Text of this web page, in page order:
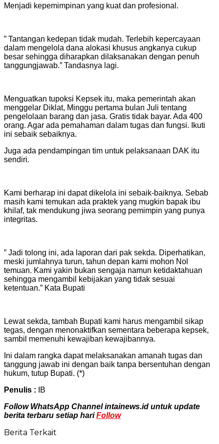
Menjadi kepemimpinan yang kuat dan profesional.
” Tantangan kedepan tidak mudah. Terlebih kepercayaan
dalam mengelola dana alokasi khusus angkanya cukup
besar sehingga diharapkan dilaksanakan dengan penuh
tanggungjawab.” Tandasnya lagi.
Menguatkan tupoksi Kepsek itu, maka pemerintah akan
menggelar Diklat, Minggu pertama bulan Juli tentang
pengelolaan barang dan jasa. Gratis tidak bayar. Ada 400
orang. Agar ada pemahaman dalam tugas dan fungsi. Ikuti
ini sebaik sebaiknya.
Juga ada pendampingan tim untuk pelaksanaan DAK itu
sendiri.
Kami berharap ini dapat dikelola ini sebaik-baiknya. Sebab
masih kami temukan ada praktek yang mugkin bapak ibu
khilaf, tak mendukung jiwa seorang pemimpin yang punya
integritas.
” Jadi tolong ini, ada laporan dari pak sekda. Diperhatikan,
meski jumlahnya turun, tahun depan kami mohon Nol
temuan. Kami yakin bukan sengaja namun ketidaktahuan
sehingga mengambil kebijakan yang tidak sesuai
ketentuan.” Kata Bupati
Lewat sekda, tambah Bupati kami harus mengambil sikap
tegas, dengan menonaktifkan sementara beberapa kepsek,
sambil memenuhi kewajiban kewajibannya.
Ini dalam rangka dapat melaksanakan amanah tugas dan
tanggung jawab ini dengan baik tanpa bersentuhan dengan
hukum, tutup Bupati. (*)
Penulis :
IB
Follow WhatsApp Channel intainews.id untuk update
berita terbaru setiap hariFollow
Berita Terkait